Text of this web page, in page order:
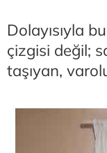
Dolayısıyla
çizgisi değil;
taşıyan,